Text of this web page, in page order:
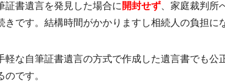
証書遺言を発見した場合に 開封せず、家庭裁判所
きです。結構時間がかかりますし相続人の負担に
軽な自筆証書遺言の方式で作成した遺言書でも公
のです。